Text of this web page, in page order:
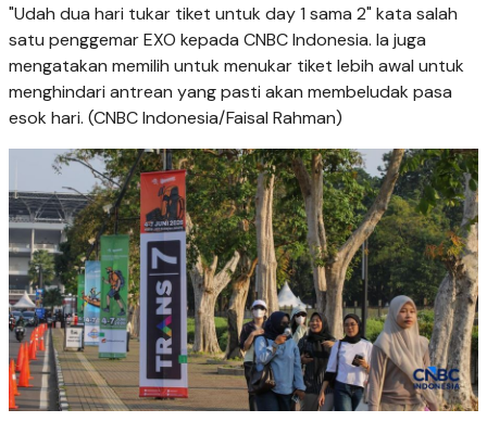
"Udah dua hari tukar tiket untuk day 1 sama 2" kata salah
satu penggemar EXO kepada CNBC Indonesia. Ia juga
mengatakan memilih untuk menukar tiket lebih awal untuk
menghindari antrean yang pasti akan membeludak pasa
esok hari. (CNBC Indonesia/Faisal Rahman)